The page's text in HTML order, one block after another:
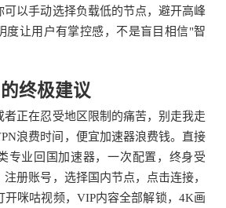
可以手动选择负载低的节点，避开高峰
度让用户有掌控感，不是盲目相信"智
终极建议
者正在忍受地区限制的痛苦，别走我走
浪费时间，便宜加速器浪费钱。直接
专业回国加速器，一次配置，终身受
册账号，选择国内节点，点击连接，
开咪咕视频，VIP内容全部解锁，4K画